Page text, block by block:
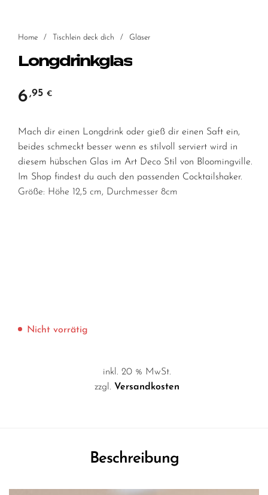
Home / Tischlein deck dich / Gläser
Longdrinkglas
6,95 €
Mach dir einen Longdrink oder gieß dir einen Saft ein,
beides schmeckt besser wenn es stilvoll serviert wird in
diesem hübschen Glas im Art Deco Stil von Bloomingville.
Im Shop findest du auch den passenden Cocktailshaker.
Größe: Höhe 12,5 cm, Durchmesser 8cm
Nicht vorrätig
inkl. 20 % MwSt.
zzgl. Versandkosten
Beschreibung